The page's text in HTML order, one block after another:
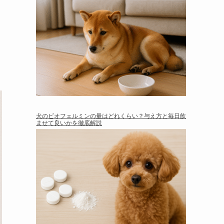
犬のビオフェルミンの量はどれくらい？与え方と毎日飲
ませて良いかを徹底解説